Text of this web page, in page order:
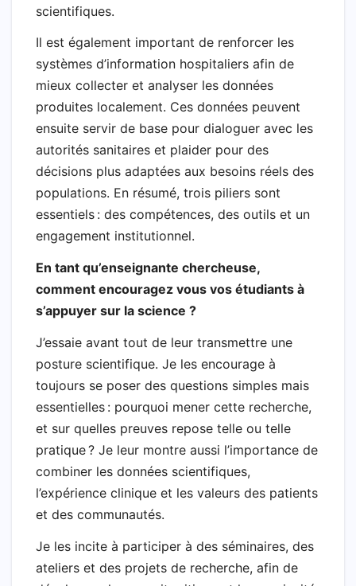
scientifiques.
Il est également important de renforcer les
systèmes d’information hospitaliers afin de
mieux collecter et analyser les données
produites localement. Ces données peuvent
ensuite servir de base pour dialoguer avec les
autorités sanitaires et plaider pour des
décisions plus adaptées aux besoins réels des
populations. En résumé, trois piliers sont
essentiels : des compétences, des outils et un
engagement institutionnel.
En tant qu’enseignante chercheuse,
comment encouragez vous vos étudiants à
s’appuyer sur la science ?
J’essaie avant tout de leur transmettre une
posture scientifique. Je les encourage à
toujours se poser des questions simples mais
essentielles : pourquoi mener cette recherche,
et sur quelles preuves repose telle ou telle
pratique ? Je leur montre aussi l’importance de
combiner les données scientifiques,
l’expérience clinique et les valeurs des patients
et des communautés.
Je les incite à participer à des séminaires, des
ateliers et des projets de recherche, afin de